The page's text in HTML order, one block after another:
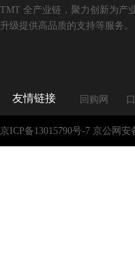
TMT 全产业链，聚力创新为产
升级提供高品质的支持等服务。
友情链接 回购网
京ICP备13015790号-7 京公网安